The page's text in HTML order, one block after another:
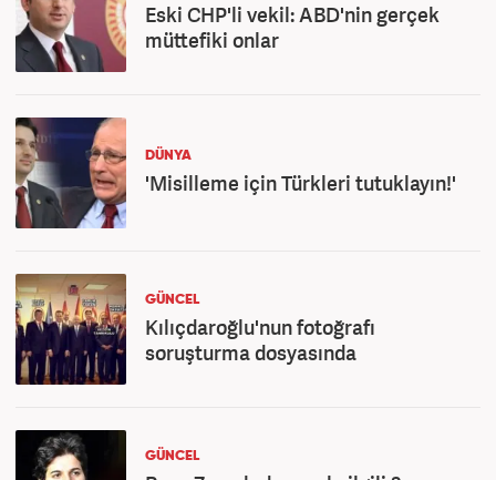
Eski CHP'li vekil: ABD'nin gerçek
müttefiki onlar
DÜNYA
'Misilleme için Türkleri tutuklayın!'
GÜNCEL
Kılıçdaroğlu'nun fotoğrafı
soruşturma dosyasında
GÜNCEL